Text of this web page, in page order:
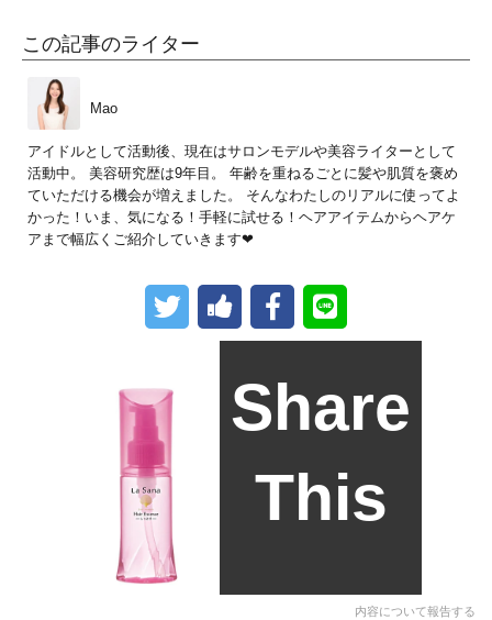
この記事のライター
Mao
アイドルとして活動後、現在はサロンモデルや美容ライターとして
活動中。 美容研究歴は9年目。 年齢を重ねるごとに髪や肌質を褒め
ていただける機会が増えました。 そんなわたしのリアルに使ってよ
かった！いま、気になる！手軽に試せる！ヘアアイテムからヘアケ
アまで幅広くご紹介していきます❤︎
Share
This
内容について報告する